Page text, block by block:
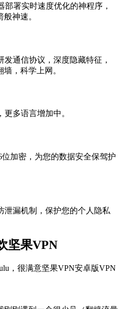
署实时速度优化的神程序，
神速。
通信协议，深度隐藏特征，
，科学上网。
多语言增加中。
加密，为您的数据安全保驾护
泄漏机制，保护您的个人隐私
坚果VPN